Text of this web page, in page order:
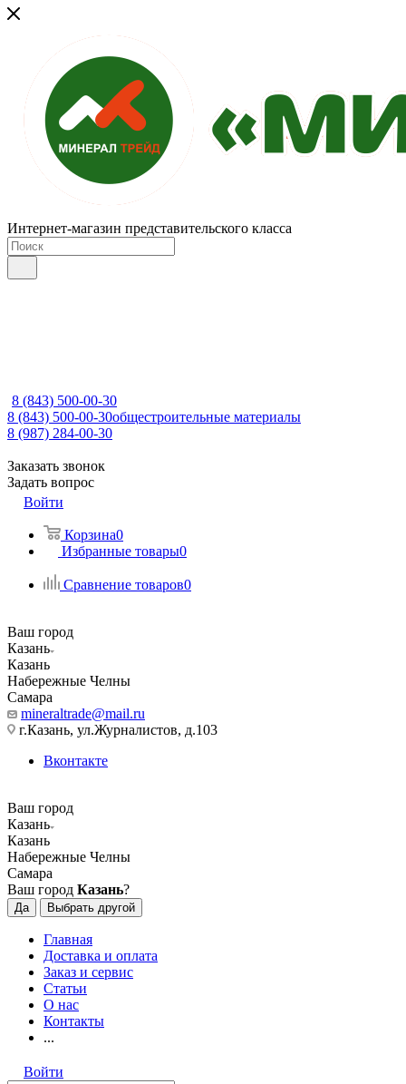
Интернет-магазин представительского класса
8 (843) 500-00-30
8 (843) 500-00-30общестроительные материалы
8 (987) 284-00-30
Заказать звонок
Задать вопрос
Войти
Корзина0
Избранные товары0
Сравнение товаров0
Ваш город
Казань
Казань
Набережные Челны
Самара
mineraltrade@mail.ru
г.Казань, ул.Журналистов, д.103
Вконтакте
Ваш город
Казань
Казань
Набережные Челны
Самара
Ваш город Казань?
Да Выбрать другой
Главная
Доставка и оплата
Заказ и сервис
Статьи
О нас
Контакты
...
Войти